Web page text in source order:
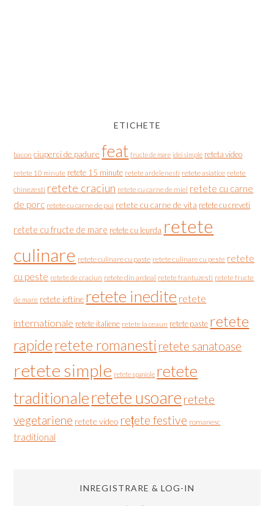
ETICHETE
bacon ciuperci de padure feat fructe de mare idei simple reteta video
retete 10 minute retete 15 minute retete ardelenesti retete asiatice retete
chinezesti retete craciun retete cu carne de miel retete cu carne
de porc retete cu carne de pui retete cu carne de vita retete cu creveti
retete cu fructe de mare retete cu leurda retete
culinare retete culinare cu paste retete culinare cu peste retete
cu peste retete de craciun retete din ardeal retete frantuzesti retete fructe
de mare retete ieftine retete inedite retete
internationale retete italiene retete la ceaun retete paste retete
rapideretete romanesti retete sanatoase
retete simple retete spaniole retete
traditionaleretete usoare retete
vegetariene retete video rețete festive romanesc
traditional
INREGISTRARE & LOG-IN